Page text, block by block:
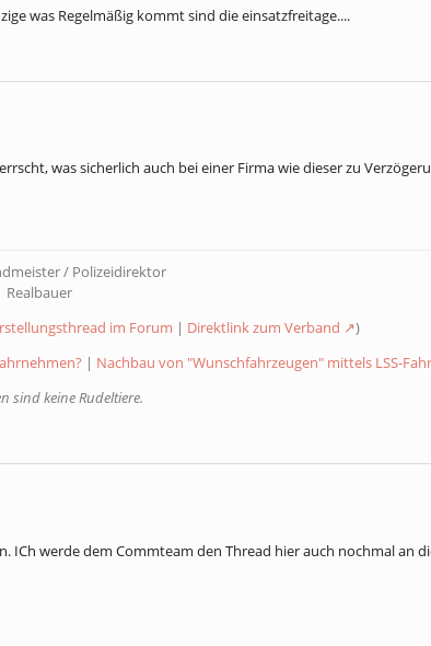
was Regelmäßig kommt sind die einsatzfreitage....
was sicherlich auch bei einer Firma wie dieser zu
/ Polizeidirektor
Realbauer
im Forum | Direktlink zum Verband
)
| Nachbau von "Wunschfahrzeugen" mittels LSS-
sind keine Rudeltiere.
ICh werde dem Commteam den Thread hier auch nochmal an